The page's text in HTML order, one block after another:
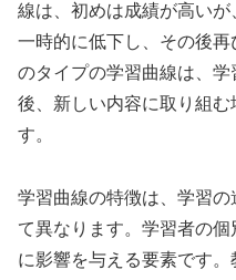
線は、初めは成績が高い
一時的に低下し、その後
のタイプの学習曲線は、
後、新しい内容に取り組
す。
学習曲線の特徴は、学習
て異なります。学習者の
に影響を与える要素です